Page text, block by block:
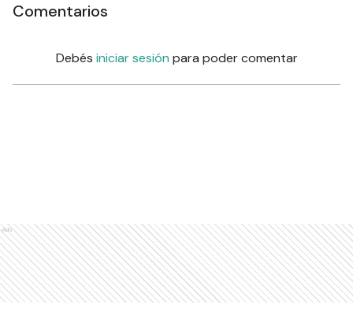
Comentarios
Debés iniciar sesión para poder comentar
Ads